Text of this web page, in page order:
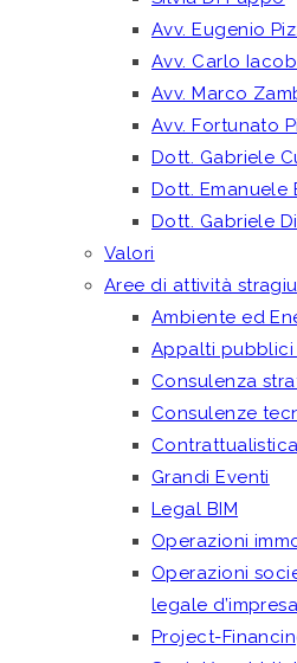
Avv. Eugenio
Avv. Carlo
Avv. Marco
Avv. Fortunato
Dott. Gabriele
Dott. Emanuele
Dott. Gabriele
Valori
Aree di attività
Ambiente ed
Appalti pubblici
Consulenza
Consulenze
Grandi Eventi
Legal BIM
Operazioni
Operazioni
legale d’impresa
Project-